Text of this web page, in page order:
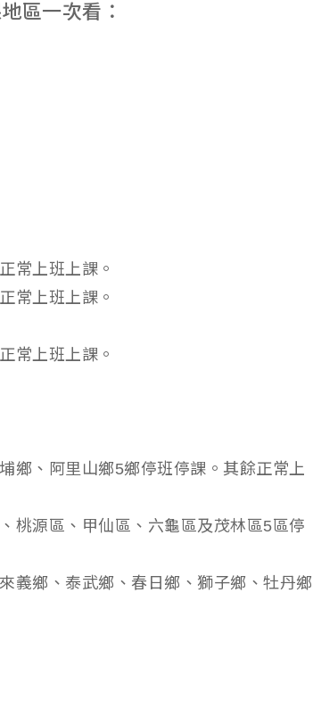
區一次看：
常上班上課。
常上班上課。
常上班上課。
鄉、阿里山鄉5鄉停班停課。其餘正常上
桃源區、甲仙區、六龜區及茂林區5區停
義鄉、泰武鄉、春日鄉、獅子鄉、牡丹鄉